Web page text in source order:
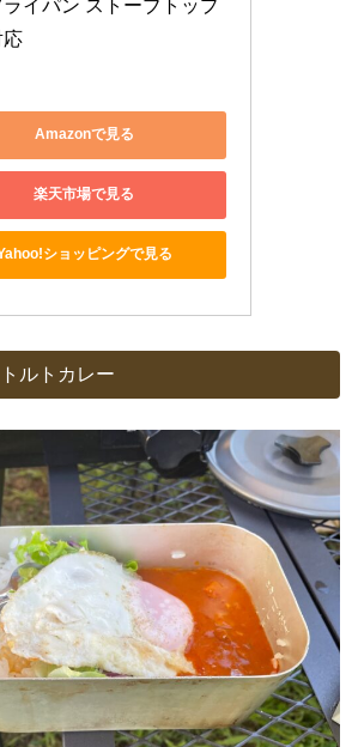
イパン ストーブトップ
応
Amazonで見る
楽天市場で見る
ショッピングで見る
ルトカレー